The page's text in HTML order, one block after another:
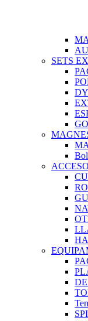
SETS